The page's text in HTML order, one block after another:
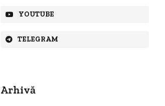
YOUTUBE
TELEGRAM
Arhivă